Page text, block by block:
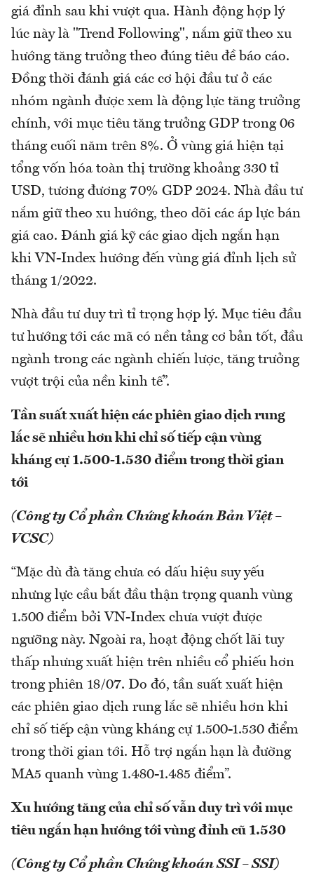
giá đỉnh sau khi vượt qua. Hành động hợp lý
lúc này là "Trend Following", nắm giữ theo xu
hướng tăng trưởng theo đúng tiêu đề báo cáo.
Đồng thời đánh giá các cơ hội đầu tư ở các
nhóm ngành được xem là động lực tăng trưởng
chính, với mục tiêu tăng trưởng GDP trong 06
tháng cuối năm trên 8%. Ở vùng giá hiện tại
tổng vốn hóa toàn thị trường khoảng 330 tỉ
USD, tương đương 70% GDP 2024. Nhà đầu tư
nắm giữ theo xu hướng, theo dõi các áp lực bán
giá cao. Đánh giá kỹ các giao dịch ngắn hạn
khi VN-Index hướng đến vùng giá đỉnh lịch sử
tháng 1/2022.
Nhà đầu tư duy trì tỉ trọng hợp lý. Mục tiêu đầu
tư hướng tới các mã có nền tảng cơ bản tốt, đầu
ngành trong các ngành chiến lược, tăng trưởng
vượt trội của nền kinh tế”.
Tần suất xuất hiện các phiên giao dịch rung
lắc sẽ nhiều hơn khi chỉ số tiếp cận vùng
kháng cự 1.500-1.530 điểm trong thời gian
tới
(Công ty Cổ phần Chứng khoán Bản Việt –
VCSC)
“Mặc dù đà tăng chưa có dấu hiệu suy yếu
nhưng lực cầu bắt đầu thận trọng quanh vùng
1.500 điểm bởi VN-Index chưa vượt được
ngưỡng này. Ngoài ra, hoạt động chốt lãi tuy
thấp nhưng xuất hiện trên nhiều cổ phiếu hơn
trong phiên 18/07. Do đó, tần suất xuất hiện
các phiên giao dịch rung lắc sẽ nhiều hơn khi
chỉ số tiếp cận vùng kháng cự 1.500-1.530 điểm
trong thời gian tới. Hỗ trợ ngắn hạn là đường
MA5 quanh vùng 1.480-1.485 điểm”.
Xu hướng tăng của chỉ số vẫn duy trì với mục
tiêu ngắn hạn hướng tới vùng đỉnh cũ 1.530
(Công ty Cổ phần Chứng khoán SSI – SSI)